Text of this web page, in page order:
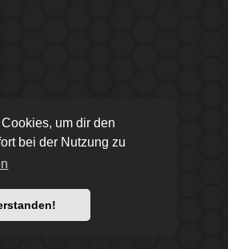
um dir den
bei der Nutzung zu